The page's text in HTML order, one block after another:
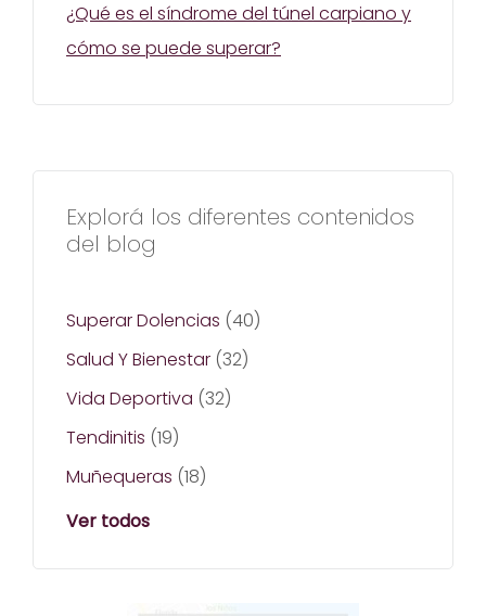
¿Qué es el síndrome del túnel carpiano y
cómo se puede superar?
Explorá los diferentes contenidos
del blog
Superar Dolencias (40)
Salud Y Bienestar (32)
Vida Deportiva (32)
Tendinitis (19)
Muñequeras (18)
Ver todos